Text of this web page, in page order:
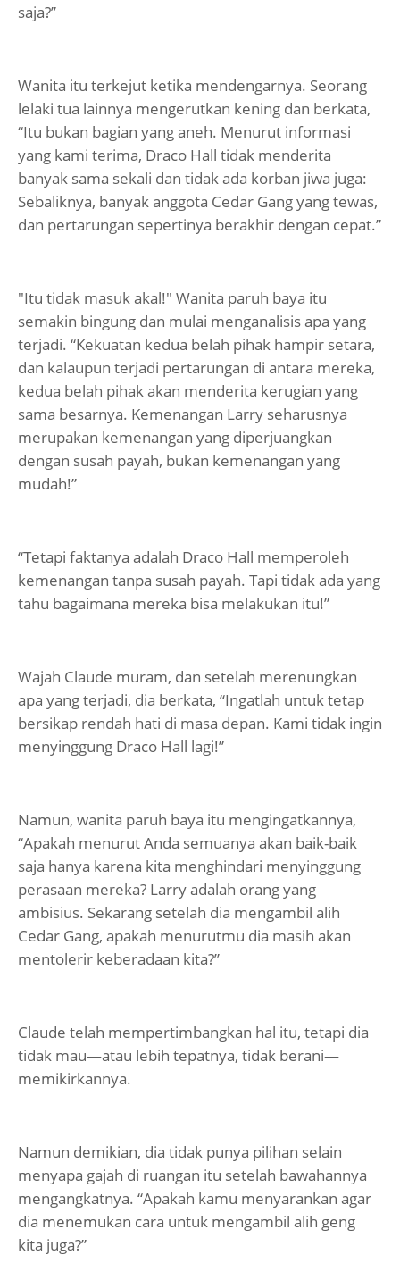
saja?”
Wanita itu terkejut ketika mendengarnya. Seorang
lelaki tua lainnya mengerutkan kening dan berkata,
“Itu bukan bagian yang aneh. Menurut informasi
yang kami terima, Draco Hall tidak menderita
banyak sama sekali dan tidak ada korban jiwa juga:
Sebaliknya, banyak anggota Cedar Gang yang tewas,
dan pertarungan sepertinya berakhir dengan cepat.”
"Itu tidak masuk akal!" Wanita paruh baya itu
semakin bingung dan mulai menganalisis apa yang
terjadi. “Kekuatan kedua belah pihak hampir setara,
dan kalaupun terjadi pertarungan di antara mereka,
kedua belah pihak akan menderita kerugian yang
sama besarnya. Kemenangan Larry seharusnya
merupakan kemenangan yang diperjuangkan
dengan susah payah, bukan kemenangan yang
mudah!”
“Tetapi faktanya adalah Draco Hall memperoleh
kemenangan tanpa susah payah. Tapi tidak ada yang
tahu bagaimana mereka bisa melakukan itu!”
Wajah Claude muram, dan setelah merenungkan
apa yang terjadi, dia berkata, “Ingatlah untuk tetap
bersikap rendah hati di masa depan. Kami tidak ingin
menyinggung Draco Hall lagi!”
Namun, wanita paruh baya itu mengingatkannya,
“Apakah menurut Anda semuanya akan baik-baik
saja hanya karena kita menghindari menyinggung
perasaan mereka? Larry adalah orang yang
ambisius. Sekarang setelah dia mengambil alih
Cedar Gang, apakah menurutmu dia masih akan
mentolerir keberadaan kita?”
Claude telah mempertimbangkan hal itu, tetapi dia
tidak mau—atau lebih tepatnya, tidak berani—
memikirkannya.
Namun demikian, dia tidak punya pilihan selain
menyapa gajah di ruangan itu setelah bawahannya
mengangkatnya. “Apakah kamu menyarankan agar
dia menemukan cara untuk mengambil alih geng
kita juga?”